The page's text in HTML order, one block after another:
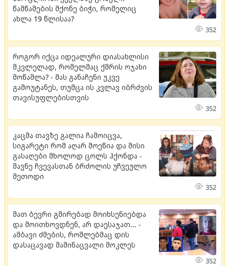
წამწამების მქონე ბიჭი, რომელიც
ახლა 19 წლისაა?
352
როგორ იქცა იდეალური დიასახლისი
მკვლელად, რომელმაც ქმრის ოჯახი
მოწამლა? - მას განაჩენი უკვე
გამოუტანეს, თუმცა ის კვლავ იბრძვის
თავისუფლებისთვის
352
კაცმა თავზე გალია ჩამოიცვა,
სიგარეტი რომ აღარ მოეწია და მისი
გასაღები მხოლოდ ცოლს ჰქონდა -
მავნე ჩვევასთან ბრძოლის უჩვეულო
მეთოდი
352
მათ ბევრი გმირებად მოიხსენიებდა
და მოითხოვდნენ, არ დაესაჯათ... -
ამბავი ძმების, რომლებმაც დის
დასაცავად მამინაცვალი მოკლეს
352